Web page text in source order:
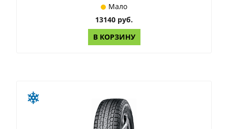
Мало
13140 руб.
В КОРЗИНУ